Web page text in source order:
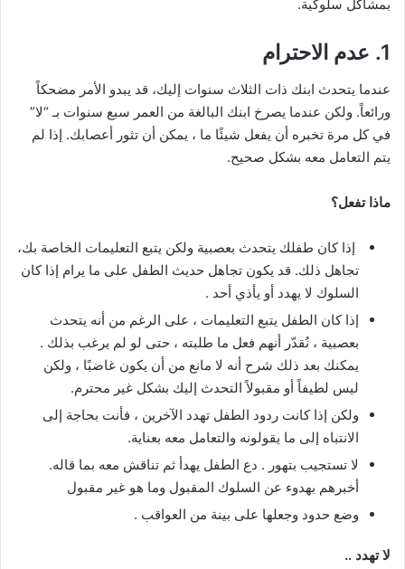
بمشاكل سلوكية.
1. عدم الاحترام
عندما يتحدث ابنك ذات الثلاث سنوات إليك، قد يبدو الأمر مضحكاً
ورائعاً. ولكن عندما يصرخ ابنك البالغة من العمر سبع سنوات بـ “لا”
في كل مرة تخبره أن يفعل شيئًا ما ، يمكن أن تثور أعصابك. إذا لم
يتم التعامل معه بشكل صحيح.
ماذا تفعل؟
إذا كان طفلك يتحدث بعصبية ولكن يتبع التعليمات الخاصة بك،
تجاهل ذلك. قد يكون تجاهل حديث الطفل على ما يرام إذا كان
السلوك لا يهدد أو يأذي أحد .
إذا كان الطفل يتبع التعليمات ، على الرغم من أنه يتحدث
بعصبية ، نُقدّر أنهم فعل ما طلبته ، حتى لو لم يرغب بذلك .
يمكنك بعد ذلك شرح أنه لا مانع من أن يكون غاضبًا ، ولكن
ليس لطيفاً أو مقبولاً التحدث إليك بشكل غير محترم.
ولكن إذا كانت ردود الطفل تهدد الآخرين ، فأنت بحاجة إلى
الانتباه إلى ما يقولونه والتعامل معه بعناية.
لا تستجيب بتهور . دع الطفل يهدأ ثم تناقش معه بما قاله.
أخبرهم بهدوء عن السلوك المقبول وما هو غير مقبول
وضع حدود وجعلها على بينة من العواقب .
لا تهدد ..